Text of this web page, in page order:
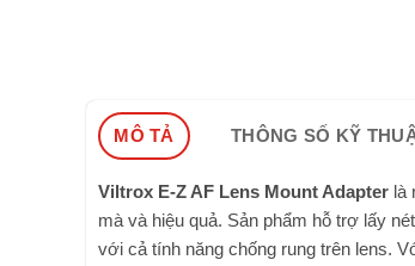
MÔ TẢ THÔNG SỐ KỸ
Viltrox E-Z AF Lens Mount Adapter là
mà và hiệu quả. Sản phẩm hỗ trợ lấy
với cả tính năng chống rung trên lens.